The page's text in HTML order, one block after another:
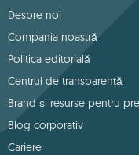
Despre noi
Compania noastră
Politica editorială
Centrul de transparență
Brand și resurse pentru
Blog corporativ
Cariere